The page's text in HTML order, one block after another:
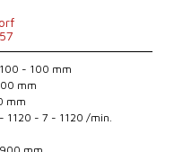
- 100 mm
mm
mm
1120 - 7 - 1120 /min.